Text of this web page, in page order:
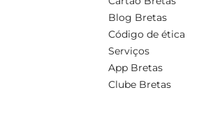
Blog Bretas
Código de ética
Serviços
App Bretas
Clube Bretas